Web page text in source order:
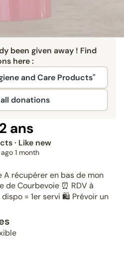
been given away ! Find
here :
and Care Products"
donations
ans
· Like new
1 month
A récupérer en bas de mon
de Courbevoie ⏰️ RDV à
= 1er servi 🛍 Prévoir un